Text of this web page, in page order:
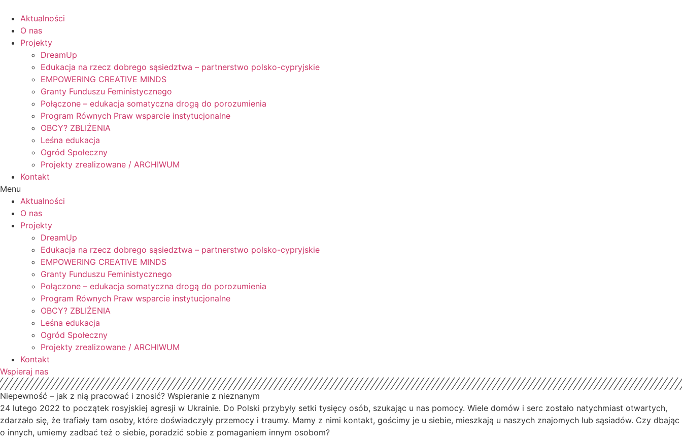
content
Aktualności
O nas
Projekty
DreamUp
Edukacja na rzecz dobrego sąsiedztwa – partnerstwo polsko-cypryjskie
EMPOWERING CREATIVE MINDS
Granty Funduszu Feministycznego
Połączone – edukacja somatyczna drogą do porozumienia
Program Równych Praw wsparcie instytucjonalne
OBCY? ZBLIŻENIA
Leśna edukacja
Ogród Społeczny
Projekty zrealizowane / ARCHIWUM
Kontakt
Menu
Aktualności
O nas
Projekty
DreamUp
Edukacja na rzecz dobrego sąsiedztwa – partnerstwo polsko-cypryjskie
EMPOWERING CREATIVE MINDS
Granty Funduszu Feministycznego
Połączone – edukacja somatyczna drogą do porozumienia
Program Równych Praw wsparcie instytucjonalne
OBCY? ZBLIŻENIA
Leśna edukacja
Ogród Społeczny
Projekty zrealizowane / ARCHIWUM
Kontakt
Wspieraj nas
Niepewność – jak z nią pracować i znosić? Wspieranie z nieznanym
24 lutego 2022 to początek rosyjskiej agresji w Ukrainie. Do Polski przybyły setki tysięcy osób, szukając u nas pomocy. Wiele domów i serc zostało natychmiast otwartych,
zdarzało się, że trafiały tam osoby, które doświadczyły przemocy i traumy. Mamy z nimi kontakt, gościmy je u siebie, mieszkają u naszych znajomych lub sąsiadów. Czy dbając
o innych, umiemy zadbać też o siebie, poradzić sobie z pomaganiem innym osobom?